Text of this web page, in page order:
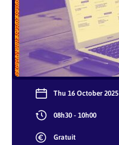
Thu 16 October 2025
08h30 - 10h00
Gratuit